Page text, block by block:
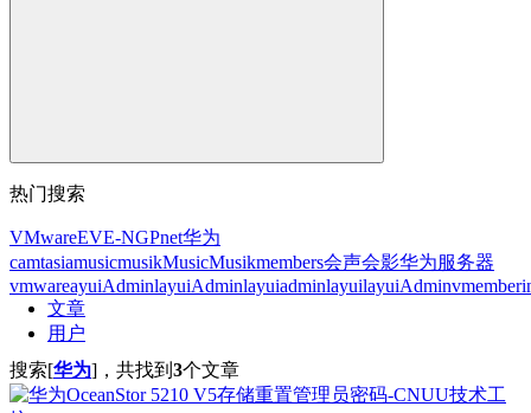
热门搜索
VMwareEVE-NGPnet华为
camtasiamusicmusikMusicMusikmembers会声会影华为服务器
vmwareayuiAdminlayuiAdminlayuiadminlayuilayuiAdminvmember
文章
用户
搜索[华为]，共找到 3个文章